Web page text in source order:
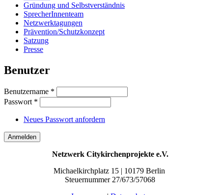
Gründung und Selbstverständnis
SprecherInnenteam
Netzwerktagungen
Prävention/Schutzkonzept
Satzung
Presse
Benutzer
Benutzername *
Passwort *
Neues Passwort anfordern
Netzwerk Citykirchenprojekte e.V.
Michaelkirchplatz 15 | 10179 Berlin
Steuernummer 27/673/57068